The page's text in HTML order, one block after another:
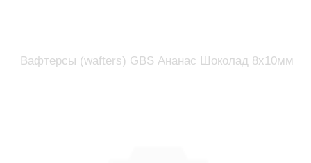
Вафтерсы (wafters) GBS Ананас Шоколад 8x10мм